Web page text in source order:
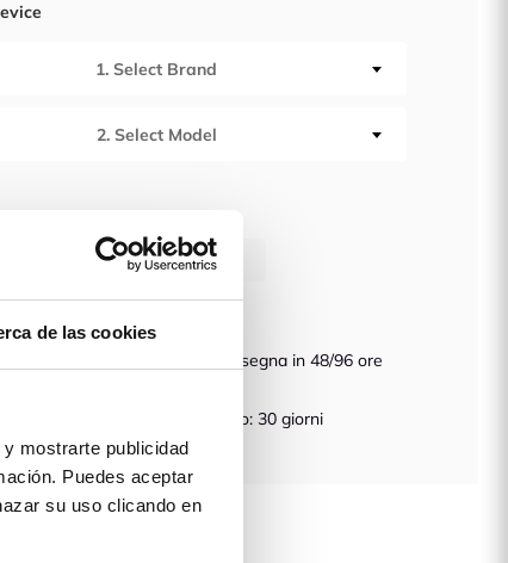
de las cookies
mostrarte publicidad
Puedes aceptar
su uso clicando en
1. Select Brand
2. Select Model
AGGIUNGI AL CARRELLO
Consegna in 48/96 ore
Reso: 30 giorni